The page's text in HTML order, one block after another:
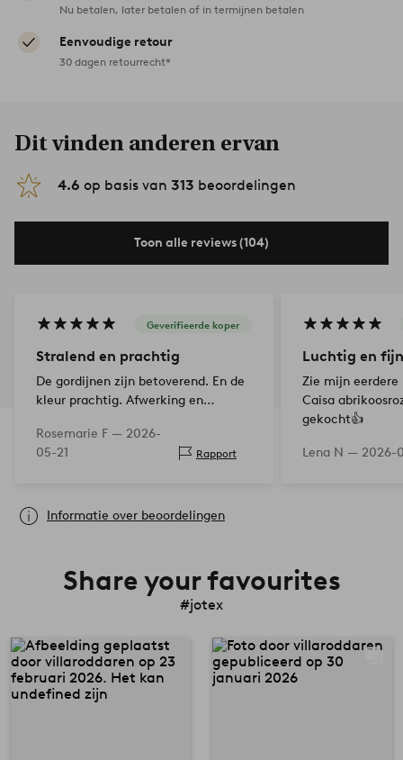
Nu betalen, later betalen of in termijnen betalen
Eenvoudige retour
30 dagen retourrecht*
Dit vinden anderen ervan
4.6 op basis van 313 beoordelingen
Toon alle reviews (104)
Geverifieerde koper
Stralend en prachtig
De gordijnen zijn betoverend. En de
kleur prachtig. Afwerking en
Rosemarie F — 2026-
05-21
Rapport
Luchtig en
Zie mijn eerdere
Caisa
gekocht👍
Lena N — 2026-
Informatie over beoordelingen
Share your favourites
#jotex